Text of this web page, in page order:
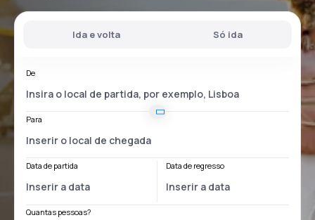
Ida e volta Só ida
De
Para
Data de partida Data de regresso
Quantas pessoas?